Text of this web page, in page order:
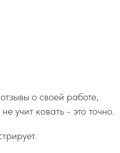
о своей работе,
учит ковать - это точно.